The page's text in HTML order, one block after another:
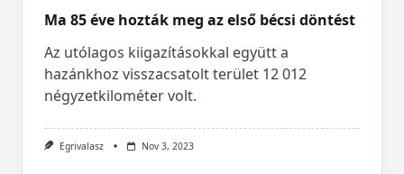
Ma 85 éve hozták meg az első bécsi döntést
Az utólagos kiigazításokkal együtt a
hazánkhoz visszacsatolt terület 12 012
négyzetkilométer volt.
Egrivalasz Nov 3, 2023